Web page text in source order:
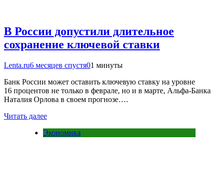
В России допустили длительное
сохранение ключевой ставки
Lenta.ru6 месяцев спустя01 минуты
Банк России может оставить ключевую ставку на уровне
16 процентов не только в феврале, но и в марте, Альфа-Банка
Наталия Орлова в своем прогнозе….
Читать далее
Экономика